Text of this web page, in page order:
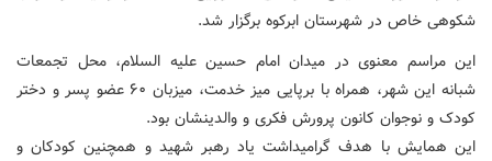
شکوهی خاص در شهرستان ابرکوه برگزار شد.
این مراسم معنوی در میدان امام حسین علیه السلام، محل تجمعات
شبانه این شهر، همراه با برپایی میز خدمت، میزبان ۶۰ عضو پسر و دختر
کودک و نوجوان کانون پرورش فکری و والدینشان بود.
این همایش با هدف گرامیداشت یاد رهبر شهید و همچنین کودکان و